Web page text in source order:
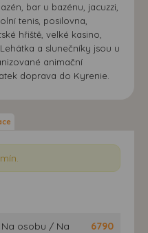
bar u bazénu, jacuzzi,
tenis, posilovna,
hřiště, velké kasino,
a slunečníky jsou u
animační
doprava do Kyrenie.
Na osobu / Na
6790